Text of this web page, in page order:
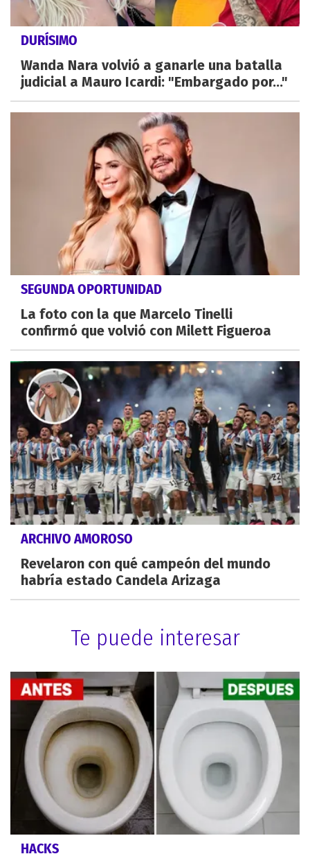
DURÍSIMO
Wanda Nara volvió a ganarle una batalla
judicial a Mauro Icardi: "Embargado por..."
SEGUNDA OPORTUNIDAD
La foto con la que Marcelo Tinelli
confirmó que volvió con Milett Figueroa
ARCHIVO AMOROSO
Revelaron con qué campeón del mundo
habría estado Candela Arizaga
Te puede interesar
HACKS